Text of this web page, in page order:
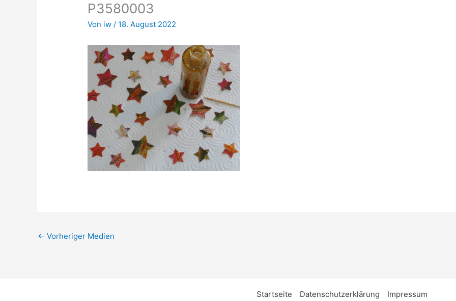
P3580003
Von iw/ 18. August 2022
← Vorheriger Medien
Startseite Datenschutzerklärung Impressum